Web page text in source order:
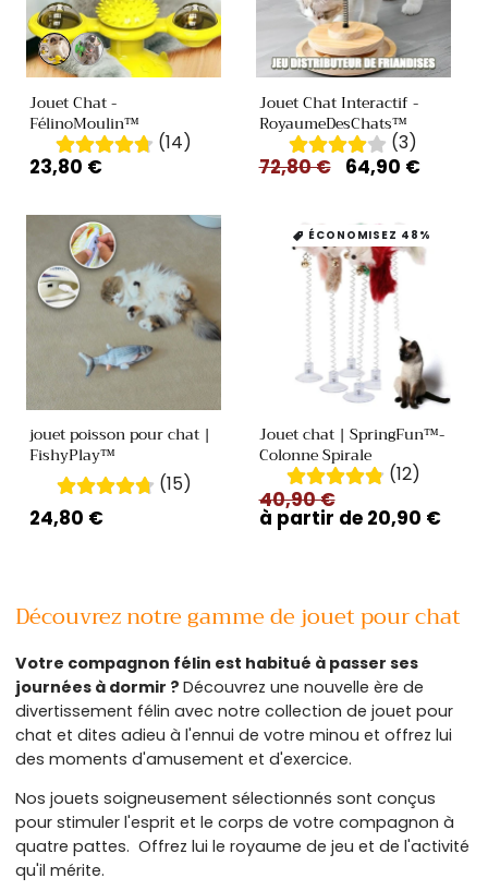
Variante
épuisée
indisponible
Variante
épuisée
indisponible
Jouet Chat -
FélinoMoulin™
(14)
Prix
23,80 €
Jouet Chat Interactif -
RoyaumeDesChats™
(3)
Prix
72,80 € Prix
64,90 €
jouet poisson pour chat |
FishyPlay™
(15)
Prix
24,80 €
ÉCONOMISEZ 48%
Jouet chat | SpringFun™-
Colonne Spirale
(12)
Prix
habituel
40,90 €
promotionnel
à partir de 20,90 €
Découvrez notre gamme de jouet pour chat
Votre compagnon félin est habitué à passer ses
journées à dormir ? Découvrez une nouvelle ère de
divertissement félin avec notre collection de jouet pour
chat et dites adieu à l'ennui de votre minou et offrez lui
des moments d'amusement et d'exercice.
Nos jouets soigneusement sélectionnés sont conçus
pour stimuler l'esprit et le corps de votre compagnon à
quatre pattes. Offrez lui le royaume de jeu et de l'activité
qu'il mérite.